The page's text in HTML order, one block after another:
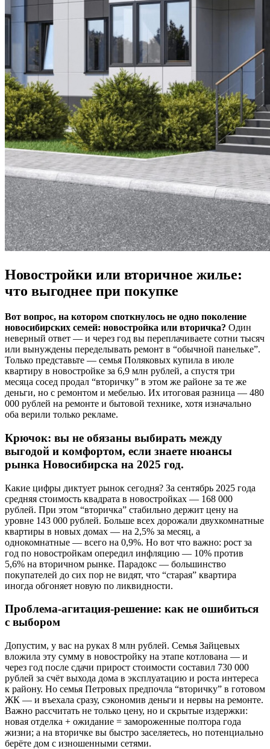
Новостройки или вторичное жилье:
что выгоднее при покупке
Вот вопрос, на котором споткнулось не одно поколение
новосибирских семей: новостройка или вторичка? Один
неверный ответ — и через год вы переплачиваете сотни тысяч
или вынуждены переделывать ремонт в “обычной панельке”.
Только представьте — семья Поляковых купила в июле
квартиру в новостройке за 6,9 млн рублей, а спустя три
месяца сосед продал “вторичку” в этом же районе за те же
деньги, но с ремонтом и мебелью. Их итоговая разница — 480
000 рублей на ремонте и бытовой технике, хотя изначально
оба верили только рекламе.
Крючок: вы не обязаны выбирать между
выгодой и комфортом, если знаете нюансы
рынка Новосибирска на 2025 год.
Какие цифры диктует рынок сегодня? За сентябрь 2025 года
средняя стоимость квадрата в новостройках — 168 000
рублей. При этом “вторичка” стабильно держит цену на
уровне 143 000 рублей. Больше всех дорожали двухкомнатные
квартиры в новых домах — на 2,5% за месяц, а
однокомнатные — всего на 0,9%. Но вот что важно: рост за
год по новостройкам опередил инфляцию — 10% против
5,6% на вторичном рынке. Парадокс — большинство
покупателей до сих пор не видят, что “старая” квартира
иногда обгоняет новую по ликвидности.
Проблема-агитация-решение: как не ошибиться
с выбором
Допустим, у вас на руках 8 млн рублей. Семья Зайцевых
вложила эту сумму в новостройку на этапе котлована — и
через год после сдачи прирост стоимости составил 730 000
рублей за счёт выхода дома в эксплуатацию и роста интереса
к району. Но семья Петровых предпочла “вторичку” в готовом
ЖК — и въехала сразу, сэкономив деньги и нервы на ремонте.
Важно рассчитать не только цену, но и скрытые издержки:
новая отделка + ожидание = замороженные полтора года
жизни; а на вторичке вы быстро заселяетесь, но потенциально
берёте дом с изношенными сетями.